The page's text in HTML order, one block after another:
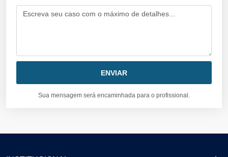
Sua mensagem será encaminhada para o profissional.